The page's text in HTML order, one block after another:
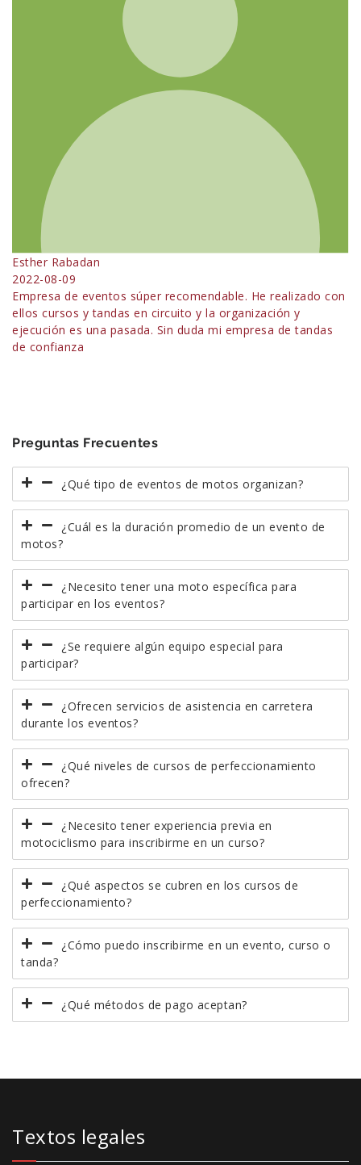
Esther Rabadan
2022-08-09
Empresa de eventos súper recomendable. He realizado con
ellos cursos y tandas en circuito y la organización y
ejecución es una pasada. Sin duda mi empresa de tandas
de confianza
Preguntas Frecuentes
¿Qué tipo de eventos de motos organizan?
¿Cuál es la duración promedio de un evento de
motos?
¿Necesito tener una moto específica para
participar en los eventos?
¿Se requiere algún equipo especial para
participar?
¿Ofrecen servicios de asistencia en carretera
durante los eventos?
¿Qué niveles de cursos de perfeccionamiento
ofrecen?
¿Necesito tener experiencia previa en
motociclismo para inscribirme en un curso?
¿Qué aspectos se cubren en los cursos de
perfeccionamiento?
¿Cómo puedo inscribirme en un evento, curso o
tanda?
¿Qué métodos de pago aceptan?
Textos legales